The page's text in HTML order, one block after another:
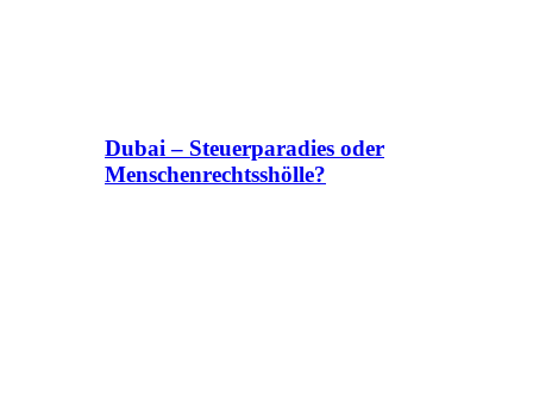
Dubai – Steuerparadies oder
Menschenrechtsshölle?